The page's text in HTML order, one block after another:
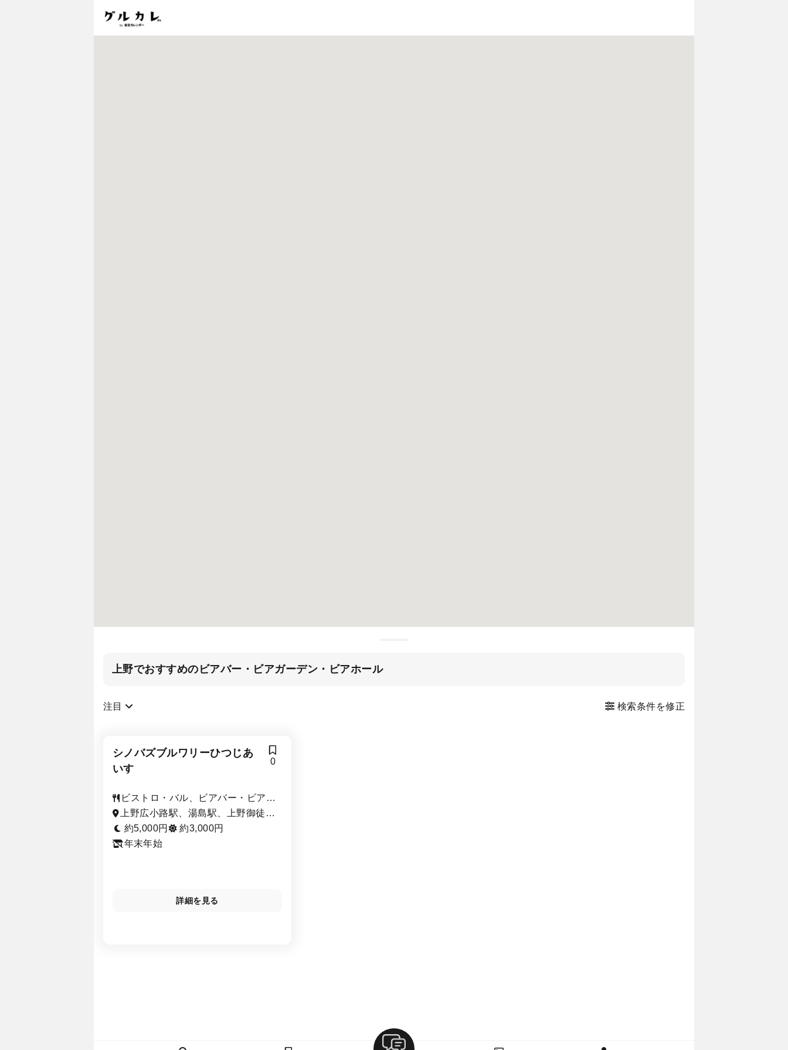
上野でおすすめのビアバー・ビアガーデン・ビアホール
注目 検索条件を修正
シノバズブルワリーひつじあ
いす
0
ビストロ・バル、ビアバー・ビアガ
ーデン・ビアホール
上野広小路駅、湯島駅、上野御徒町
駅、京成上野駅、御徒町駅、仲御徒
町駅、末広町駅、上野駅
約5,000円
約3,000円
年末年始
詳細を見る